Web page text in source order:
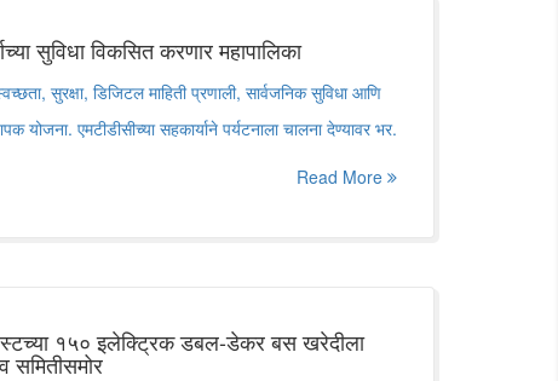
सुविधा विकसित करणार महापालिका
सुरक्षा, डिजिटल माहिती प्रणाली, सार्वजनिक सुविधा आणि
योजना. एमटीडीसीच्या सहकार्याने पर्यटनाला चालना देण्यावर भर.
Read More
बेस्टच्या १५० इलेक्ट्रिक डबल-डेकर बस खरेदीला
समितीसमोर